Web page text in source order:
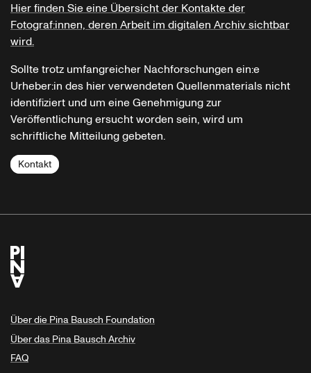
Hier finden Sie eine Übersicht der Kontakte der
Fotograf:innen, deren Arbeit im digitalen Archiv sichtbar
wird.
Sollte trotz umfangreicher Nachforschungen ein:e
Urheber:in des hier verwendeten Quellenmaterials nicht
identifiziert und um eine Genehmigung zur
Veröffentlichung ersucht worden sein, wird um
schriftliche Mitteilung gebeten.
Kontakt
Über die Pina Bausch Foundation
Über das Pina Bausch Archiv
FAQ